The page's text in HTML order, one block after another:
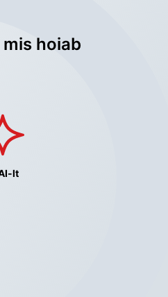
hoiab
lt